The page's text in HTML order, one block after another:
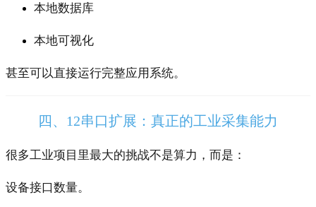
本地数据库
本地可视化
甚至可以直接运行完整应用系统。
四、12串口扩展：真正的工业采集能力
很多工业项目里最大的挑战不是算力，而是：
设备接口数量。